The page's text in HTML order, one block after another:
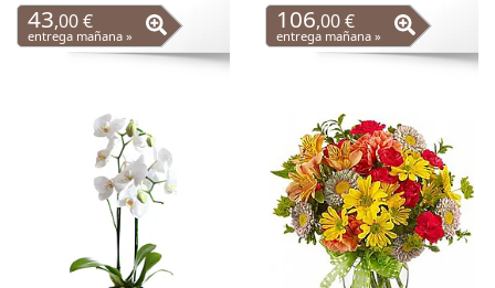
43,00 €
entrega mañana »
106,00 €
entrega mañana »